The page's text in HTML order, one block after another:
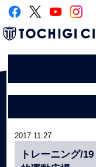
2017.11.27
トレーニング/